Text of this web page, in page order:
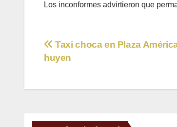
Los inconformes advirtieron que
Navegación
de
entradas
Taxi choca en Plaza
huyen